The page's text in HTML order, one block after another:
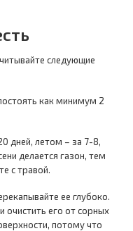
следующие
как минимум 2
дней, летом – за 7-8,
делается газон, тем
с травой.
ее глубоко.
очистить его от сорных
потому что